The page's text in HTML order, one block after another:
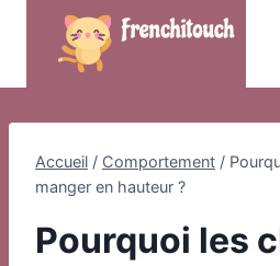
Accueil / Comportement /
manger en hauteur ?
Pourquoi les